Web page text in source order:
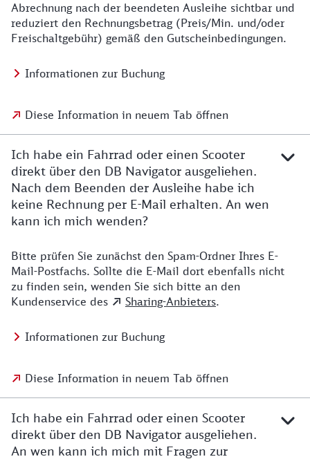
Abrechnung nach der beendeten Ausleihe sichtbar und
reduziert den Rechnungsbetrag (Preis/Min. und/oder
Freischaltgebühr) gemäß den Gutscheinbedingungen.
Informationen zur Buchung
Diese Information in neuem Tab öffnen
Ich habe ein Fahrrad oder einen Scooter
direkt über den DB Navigator ausgeliehen.
Nach dem Beenden der Ausleihe habe ich
keine Rechnung per E-Mail erhalten. An wen
kann ich mich wenden?
Bitte prüfen Sie zunächst den Spam-Ordner Ihres E-
Mail-Postfachs. Sollte die E-Mail dort ebenfalls nicht
zu finden sein, wenden Sie sich bitte an den
Kundenservice des
Sharing-Anbieters.
Informationen zur Buchung
Diese Information in neuem Tab öffnen
Ich habe ein Fahrrad oder einen Scooter
direkt über den DB Navigator ausgeliehen.
An wen kann ich mich mit Fragen zur